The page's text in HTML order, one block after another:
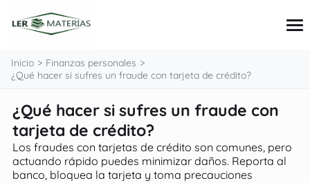
Tarjetas
Préstamos
Consejos e inversiones
Finanzas personales
Inicio
Finanzas personales
¿Qué hacer si sufres un fraude con tarjeta de crédito?
¿Qué hacer si sufres un fraude con
tarjeta de crédito?
Los fraudes con tarjetas de crédito son comunes, pero
actuando rápido puedes minimizar daños. Reporta al
banco, bloquea la tarjeta y toma precauciones